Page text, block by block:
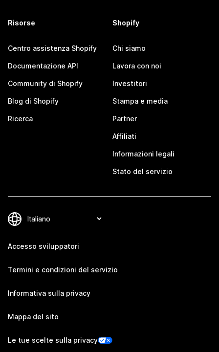
Risorse
Centro assistenza Shopify
Documentazione API
Community di Shopify
Blog di Shopify
Ricerca
Shopify
Chi siamo
Lavora con noi
Investitori
Stampa e media
Partner
Affiliati
Informazioni legali
Stato del servizio
Accesso sviluppatori
Termini e condizioni del servizio
Informativa sulla privacy
Mappa del sito
Le tue scelte sulla privacy